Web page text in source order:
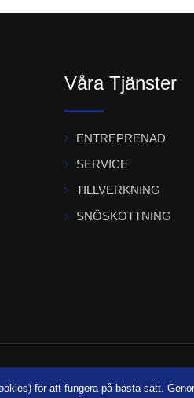
Våra Tjänster
ENTREPRENAD
SERVICE
TILLVERKNING
SNÖSKOTTNING
för att fungera på bästa sätt.